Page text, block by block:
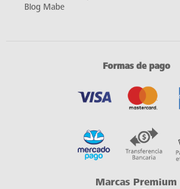
Blog Mabe
Formas de pago